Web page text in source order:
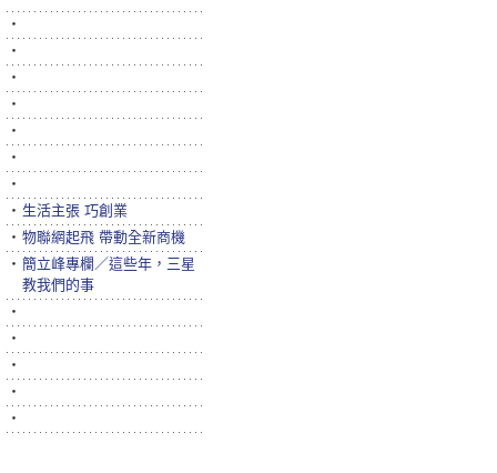
‧
‧
‧
‧
‧
‧
‧
‧ 生活主張 巧創業
‧ 物聯網起飛 帶動全新商機
‧ 簡立峰專欄／這些年，三星
教我們的事
‧
‧
‧
‧
‧